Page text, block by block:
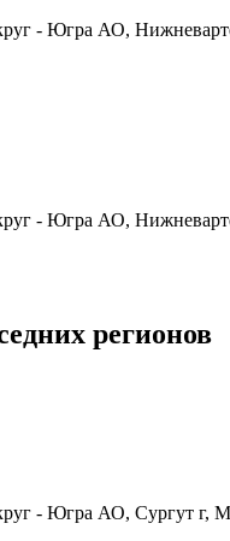
- Югра АО,
- Югра АО,
регионов
- Югра АО, Сургут г,